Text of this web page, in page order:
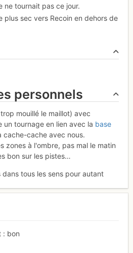
ne tournait pas ce jour.
plus sec vers Recoin en dehors de
personnels
mouillé le maillot) avec
un tournage en lien avec la base
cache-cache avec nous.
zones à l'ombre, pas mal le matin
bon sur les pistes…
dans tous les sens pour autant
bon